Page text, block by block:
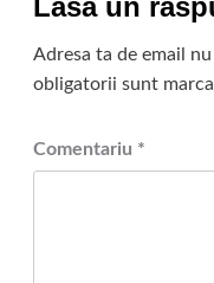
Adresa ta de email
obligatorii sunt
Comentariu *